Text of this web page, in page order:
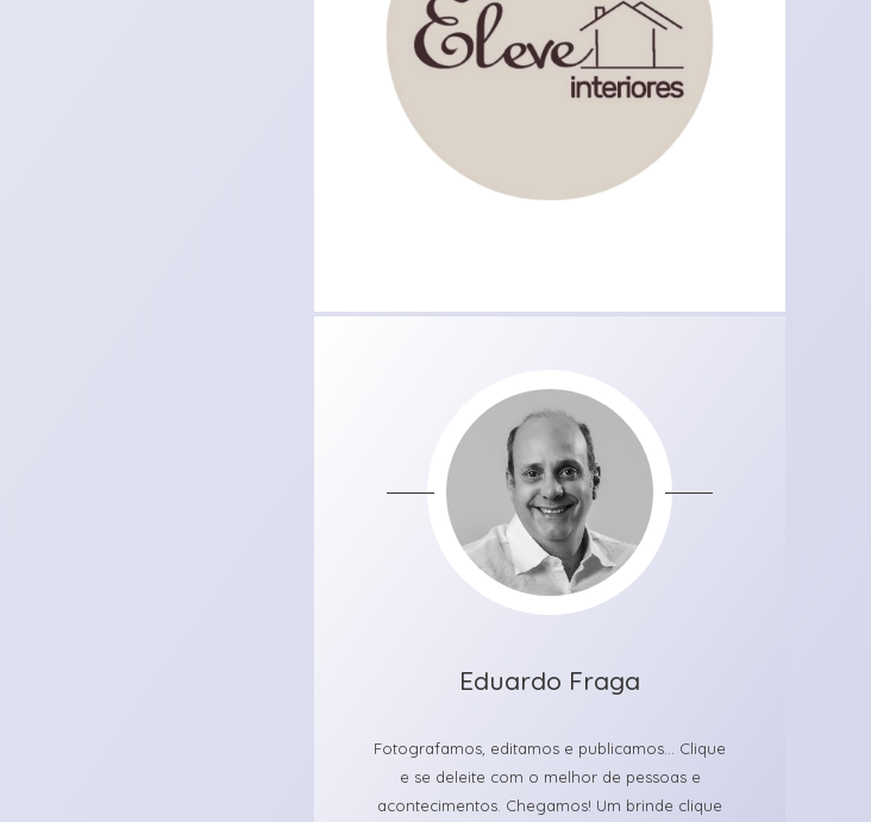
Eduardo Fraga
Fotografamos, editamos e publicamos... Clique
e se deleite com o melhor de pessoas e
acontecimentos. Chegamos! Um brinde clique